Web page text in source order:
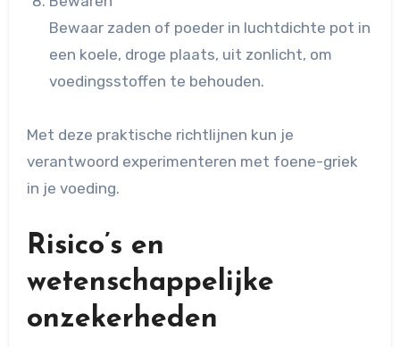
Bewaar zaden of poeder in luchtdichte pot in
een koele, droge plaats, uit zonlicht, om
voedingsstoffen te behouden.
Met deze praktische richtlijnen kun je
verantwoord experimenteren met foene-griek
in je voeding.
Risico’s en
wetenschappelijke
onzekerheden